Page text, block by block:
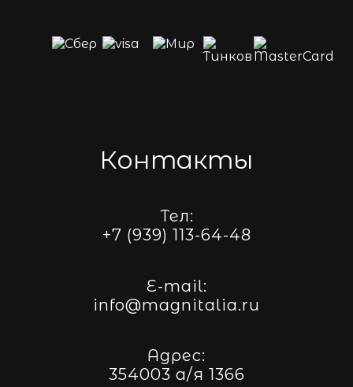
Контакты
Тел:
+7 (939) 113-64-48
E-mail:
info@magnitalia.ru
Адрес:
354003 а/я 1366